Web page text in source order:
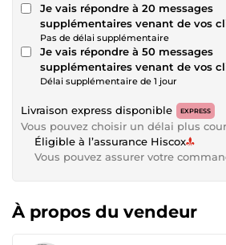
Je vais répondre à 20 messages
supplémentaires venant de vos
Pas de délai supplémentaire
Je vais répondre à 50 messages
supplémentaires venant de vos
Délai supplémentaire de 1 jour
Livraison express disponible EXPRESS
Vous pouvez choisir un délai plus
Éligible à l’assurance Hiscox
Vous pouvez assurer votre
À propos du vendeur